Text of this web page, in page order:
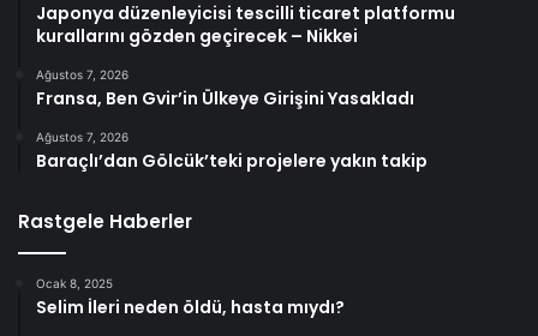
Japonya düzenleyicisi tescilli ticaret platformu
kurallarını gözden geçirecek – Nikkei
Ağustos 7, 2026
Fransa, Ben Gvir’in Ülkeye Girişini Yasakladı
Ağustos 7, 2026
Baraçlı’dan Gölcük’teki projelere yakın takip
Rastgele Haberler
Ocak 8, 2025
Selim İleri neden öldü, hasta mıydı?